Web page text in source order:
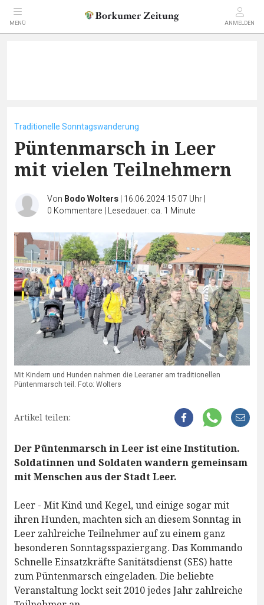
MENÜ ANMELDEN
Traditionelle Sonntagswanderung
Püntenmarsch in Leer
mit vielen Teilnehmern
Von Bodo Wolters| 16.06.2024 15:07 Uhr|
0 Kommentare | Lesedauer: ca. 1 Minute
Mit Kindern und Hunden nahmen die Leeraner am traditionellen
Püntenmarsch teil. Foto: Wolters
Artikel teilen:
Der Püntenmarsch in Leer ist eine Institution.
Soldatinnen und Soldaten wandern gemeinsam
mit Menschen aus der Stadt Leer.
Leer - Mit Kind und Kegel, und einige sogar mit
ihren Hunden, machten sich an diesem Sonntag in
Leer zahlreiche Teilnehmer auf zu einem ganz
besonderen Sonntagsspaziergang. Das Kommando
Schnelle Einsatzkräfte Sanitätsdienst (SES) hatte
zum Püntenmarsch eingeladen. Die beliebte
Veranstaltung lockt seit 2010 jedes Jahr zahlreiche